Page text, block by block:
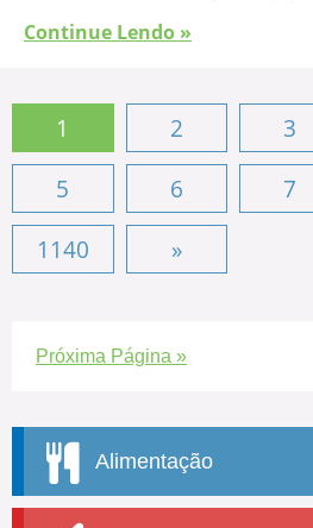
Continue Lendo »
1 2 3
5
6 7
1140
»
Próxima Página »
Alimentação